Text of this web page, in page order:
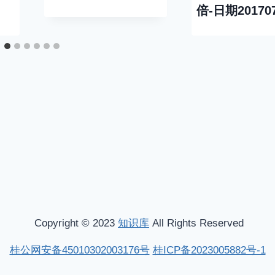
倍-日期
Copyright © 2023 知识库 All Rights Reserved
桂公网安备45010302003176号 桂ICP备2023005882号-1